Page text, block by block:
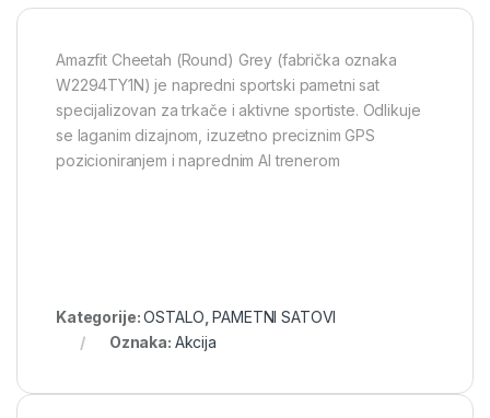
Amazfit Cheetah (Round) Grey (fabrička oznaka
W2294TY1N) je napredni sportski pametni sat
specijalizovan za trkače i aktivne sportiste. Odlikuje
se laganim dizajnom, izuzetno preciznim GPS
pozicioniranjem i naprednim AI trenerom
Kategorije:OSTALO ,PAMETNI SATOVI
Oznaka: Akcija